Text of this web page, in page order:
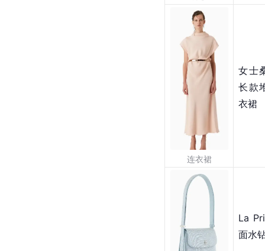
连衣裙
女士
长款
衣裙
La
面水